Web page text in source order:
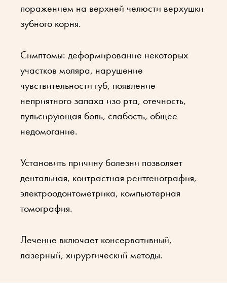
поражением на верхней челюсти верхушки
зубного корня.
Симптомы: деформирование некоторых
участков моляра, нарушение
чувствительности губ, появление
неприятного запаха изо рта, отечность,
пульсирующая боль, слабость, общее
недомогание.
Установить причину болезни позволяет
дентальная, контрастная рентгенография,
электроодонтометрика, компьютерная
томография.
Лечение включает консервативный,
лазерный, хирургический методы.